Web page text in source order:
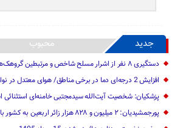
جدید محبوب
دستگیری ۸ نفر از اشرار مسلح شاخص و مرتبطین گروهک‌های تروریستی
افزایش 2 درجه‌ای دما در برخی مناطق/ هوای معتدل در نوار شمالی ایران
پزشکیان: شخصیت آیت‌الله سیدمجتبی خامنه‌ای
پورجمشیدیان: ۲ میلیون و ۸۲۸ هزار زائر اربعین به کشور بازگشتند